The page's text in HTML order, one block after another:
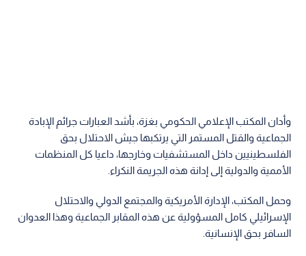
وأدان المكتب الإعلامي الحكومي بغزة، بأشد العبارات جرائم الإبادة
الجماعية والقتل المستمر التي يرتكبها جيش الاحتلال بحق
الفلسطينيين داخل المستشفيات وخارجها، داعيا كل المنظمات
الأممية والدولية إلى إدانة هذه الجريمة النكراء.
وحمل المكتب، الإدارة الأمريكية والمجتمع الدولي والاحتلال
الإسرائيلي كامل المسؤولية عن هذه المقابر الجماعية وهذا العدوان
السافر بحق الإنسانية.